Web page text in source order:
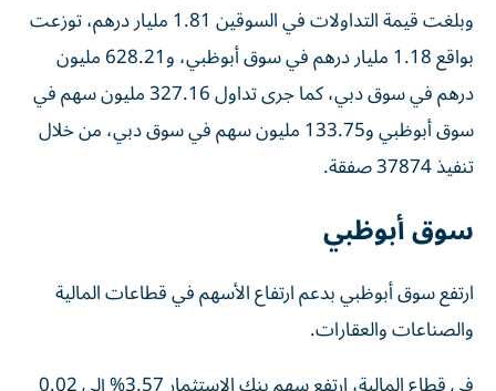
وبلغت قيمة التداولات في السوقين 1.81 مليار درهم، توزعت
بواقع 1.18 مليار درهم في سوق أبوظبي، و628.21 مليون
درهم في سوق دبي، كما جرى تداول 327.16 مليون سهم في
سوق أبوظبي و133.75 مليون سهم في سوق دبي، من خلال
تنفيذ 37874 صفقة.
سوق أبوظبي
ارتفع سوق أبوظبي بدعم ارتفاع الأسهم في قطاعات المالية
والصناعات والعقارات.